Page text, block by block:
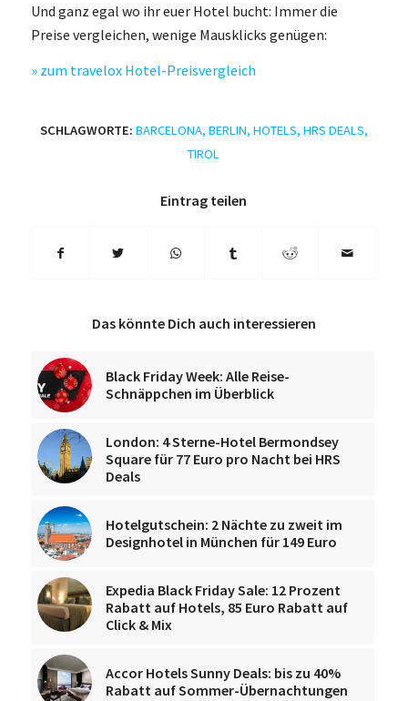
Und ganz egal wo ihr euer Hotel bucht: Immer die
Preise vergleichen, wenige Mausklicks genügen:
» zum travelox Hotel-Preisvergleich
SCHLAGWORTE: BARCELONA, BERLIN, HOTELS, HRS DEALS,
TIROL
Eintrag teilen
Das könnte Dich auch interessieren
Black Friday Week: Alle Reise-
Schnäppchen im Überblick
London: 4 Sterne-Hotel Bermondsey
Square für 77 Euro pro Nacht bei HRS
Deals
Hotelgutschein: 2 Nächte zu zweit im
Designhotel in München für 149 Euro
Expedia Black Friday Sale: 12 Prozent
Rabatt auf Hotels, 85 Euro Rabatt auf
Click & Mix
Accor Hotels Sunny Deals: bis zu 40%
Rabatt auf Sommer-Übernachtungen